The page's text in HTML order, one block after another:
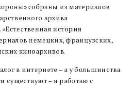
собраны из материалов
архива
история
немецких, французских,
киноархивов.
в интернете – а у большинства
существуют – я работаю с